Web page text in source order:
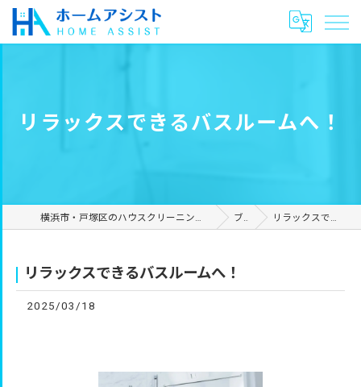
リラックスできるバスルームへ！
横浜市・戸塚区のハウスクリーニングやリフォームは合同会社ホームアシスト ブログ リラックスできるバスルームへ！
リラックスできるバスルームへ！
2025/03/18